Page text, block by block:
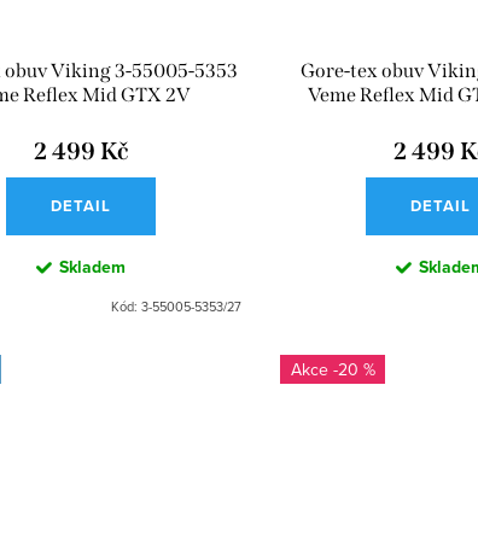
obuv Viking 3-55005-5353
Reflex Mid GTX 2V
2 499 Kč
DETAIL
Skladem
Kód:3-55005-5353/27
Gore-tex obuv
Veme Reflex Mid
2 499
DETAIL
-20 %